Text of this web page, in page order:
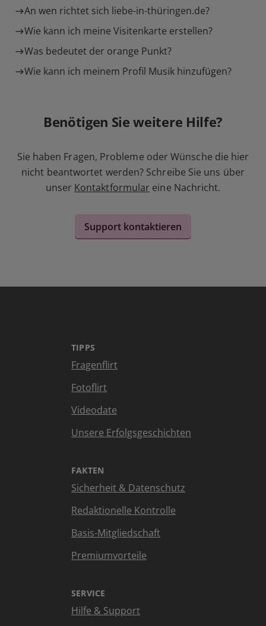
An wen richtet sich liebe-in-thüringen.de?
Wie kann ich meine Visitenkarte erstellen?
Was bedeutet der orange Punkt?
Wie kann ich meinem Profil Musik hinzufügen?
Benötigen Sie weitere Hilfe?
Sie haben Fragen, Probleme oder Wünsche die hier
nicht beantwortet werden? Schreibe Sie uns über
unser Kontaktformular eine Nachricht.
Support kontaktieren
TIPPS
Fragenflirt
Fotoflirt
Videodate
Unsere Erfolgsgeschichten
FAKTEN
Sicherheit & Datenschutz
Redaktionelle Kontrolle
Basis-Mitgliedschaft
Premiumvorteile
SERVICE
Hilfe & Support